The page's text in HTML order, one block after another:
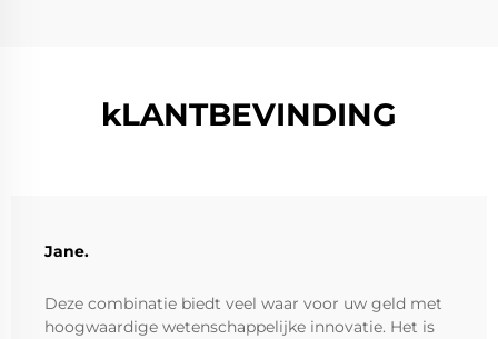
kLANTBEVINDING
Jane.
Deze combinatie biedt veel waar voor uw geld met
hoogwaardige wetenschappelijke innovatie. Het is